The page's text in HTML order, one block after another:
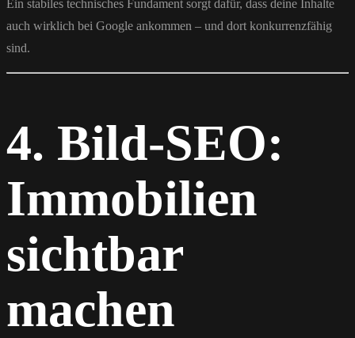
Ein stabiles technisches Fundament sorgt dafür, dass deine Inhalte
auch wirklich bei Google ankommen – und dort konkurrenzfähig
sind.
4. Bild-SEO:
Immobilien
sichtbar
machen